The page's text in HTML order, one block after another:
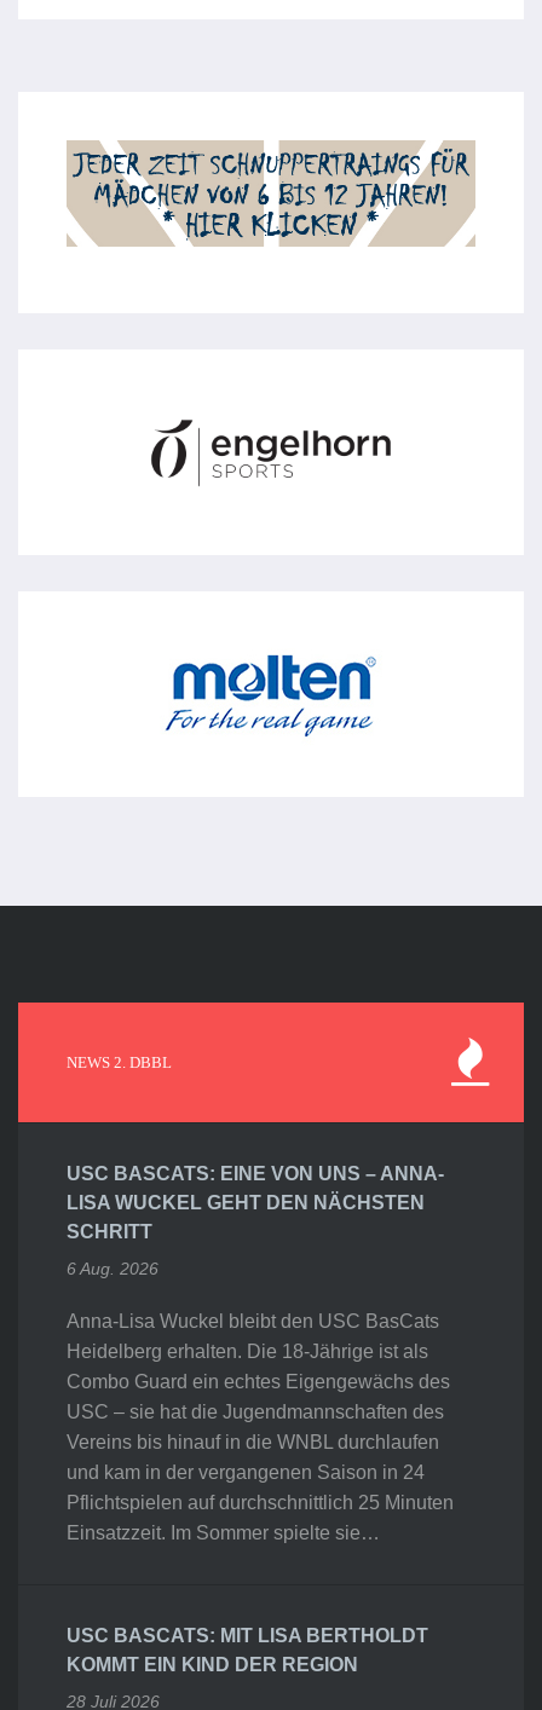
NEWS 2. DBBL
USC BASCATS: EINE VON UNS – ANNA-
LISA WUCKEL GEHT DEN NÄCHSTEN
SCHRITT
6 Aug. 2026
Anna-Lisa Wuckel bleibt den USC BasCats
Heidelberg erhalten. Die 18-Jährige ist als
Combo Guard ein echtes Eigengewächs des
USC – sie hat die Jugendmannschaften des
Vereins bis hinauf in die WNBL durchlaufen
und kam in der vergangenen Saison in 24
Pflichtspielen auf durchschnittlich 25 Minuten
Einsatzzeit. Im Sommer spielte sie…
USC BASCATS: MIT LISA BERTHOLDT
KOMMT EIN KIND DER REGION
28 Juli 2026